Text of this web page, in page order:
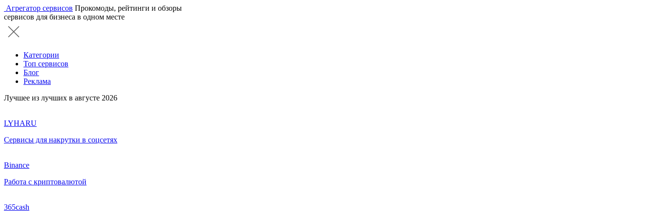
Агрегатор сервисов Прокомоды, рейтинги и обзоры
сервисов для бизнеса в одном месте
Категории
Топ сервисов
Блог
Реклама
Лучшее из лучших в августе 2026
LYHARU
Сервисы для накрутки в соцсетях
Binance
Работа с криптовалютой
365cash